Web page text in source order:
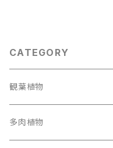
CATEGORY
観葉植物
多肉植物